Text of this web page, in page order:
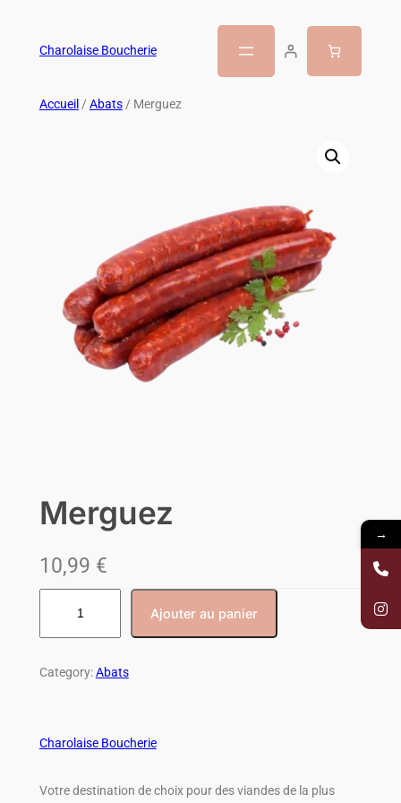
Charolaise Boucherie
Accueil / Abats/ Merguez
Merguez
10,99 €
Ajouter au panier
Category:Abats
Charolaise Boucherie
Votre destination de choix pour des viandes de la plus
→